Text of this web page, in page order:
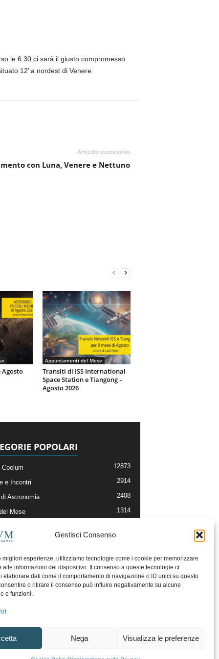
Gestisci Consenso
migliori esperienze, utilizziamo tecnologie come i cookie per memorizzare
alle informazioni del dispositivo. Il consenso a queste tecnologie ci
elaborare dati come il comportamento di navigazione o ID unici su questo
o ritirare il consenso può influire negativamente su alcune
e funzioni.
Nega Visualizza le preferenze
le 6:30 ci sarà il giusto compromesso
12’ a nordest di Venere
Articolo successivo
con Luna, Venere e Nettuno
Appuntamenti del Mese
Transiti di ISS International
Space Station e Tiangong –
Agosto 2026
POPOLARI
Coelum 12873
e Incontri 2914
Astronomia 2408
Mese 1314
e Risorse On-Line
della Redazione